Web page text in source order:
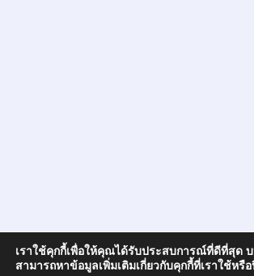
เราใช้คุกกี้เพื่อให้คุณได้รับประสบการณ์ที่ดีที่สุด
สามารถหาข้อมูลเพิ่มเติมเกี่ยวกับคุกกี้ที่เราใช้หรื